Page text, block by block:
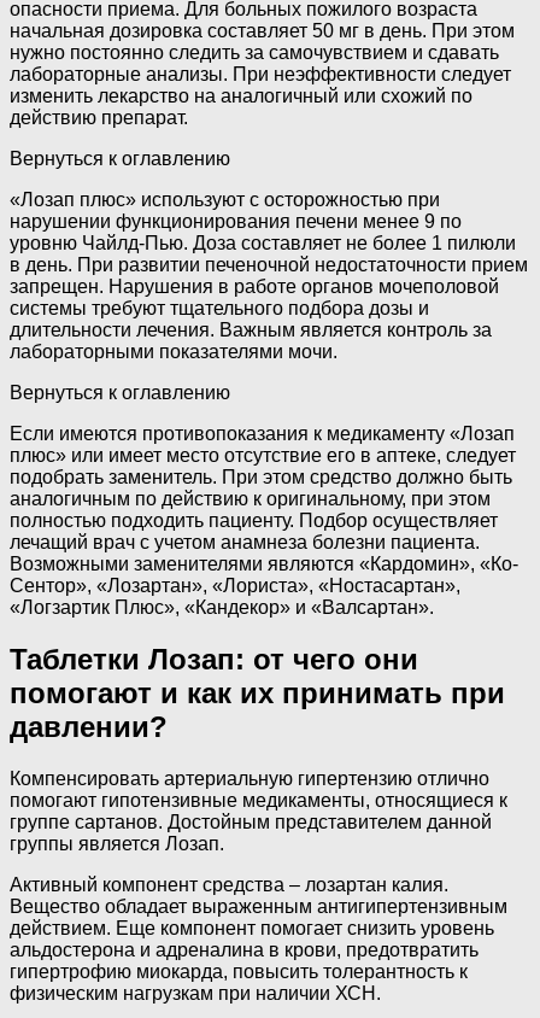
опасности приема. Для больных пожилого возраста
начальная дозировка составляет 50 мг в день. При этом
нужно постоянно следить за самочувствием и сдавать
лабораторные анализы. При неэффективности следует
изменить лекарство на аналогичный или схожий по
действию препарат.
Вернуться к оглавлению
«Лозап плюс» используют с осторожностью при
нарушении функционирования печени менее 9 по
уровню Чайлд-Пью. Доза составляет не более 1 пилюли
в день. При развитии печеночной недостаточности прием
запрещен. Нарушения в работе органов мочеполовой
системы требуют тщательного подбора дозы и
длительности лечения. Важным является контроль за
лабораторными показателями мочи.
Вернуться к оглавлению
Если имеются противопоказания к медикаменту «Лозап
плюс» или имеет место отсутствие его в аптеке, следует
подобрать заменитель. При этом средство должно быть
аналогичным по действию к оригинальному, при этом
полностью подходить пациенту. Подбор осуществляет
лечащий врач с учетом анамнеза болезни пациента.
Возможными заменителями являются «Кардомин», «Ко-
Сентор», «Лозартан», «Лориста», «Ностасартан»,
«Логзартик Плюс», «Кандекор» и «Валсартан».
Таблетки Лозап: от чего они
помогают и как их принимать при
давлении?
Компенсировать артериальную гипертензию отлично
помогают гипотензивные медикаменты, относящиеся к
группе сартанов. Достойным представителем данной
группы является Лозап.
Активный компонент средства – лозартан калия.
Вещество обладает выраженным антигипертензивным
действием. Еще компонент помогает снизить уровень
альдостерона и адреналина в крови, предотвратить
гипертрофию миокарда, повысить толерантность к
физическим нагрузкам при наличии ХСН.